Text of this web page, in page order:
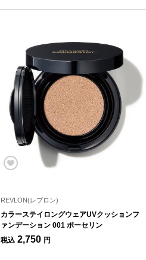
REVLON(レブロン)
カラーステイロングウェアUVクッションフ
ァンデーション 001 ポーセリン
税込 2,750 円